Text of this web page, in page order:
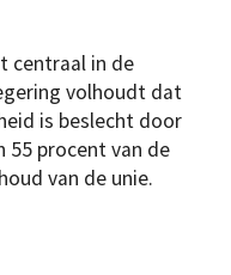
centraal in de
volhoudt dat
is beslecht door
55 procent van de
van de unie.